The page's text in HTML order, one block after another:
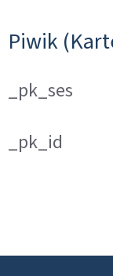
Piwik
_pk_ses
_pk_id